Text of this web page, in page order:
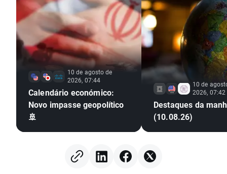
10 de agosto de
2026, 07:44
Calendário económico:
Novo impasse geopolítico
🚢
10 de
2026, 07:42
Destaques da
(10.08.26)